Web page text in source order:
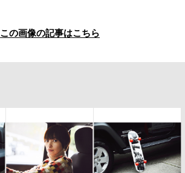
この画像の記事はこちら